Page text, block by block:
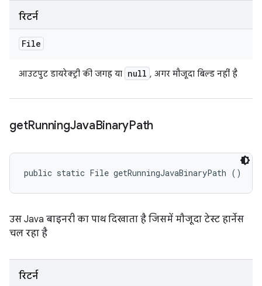
रिटर्न
File
आउटपुट डायरेक्ट्री की जगह या null , अगर मौजूदा बिल्ड नहीं है
getRunningJavaBinaryPath
public static File getRunningJavaBinaryPath ()
उस Java बाइनरी का पाथ दिखाता है जिसमें मौजूदा टेस्ट हार्नेस
चल रहा है
रिटर्न